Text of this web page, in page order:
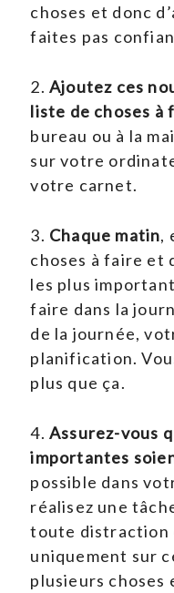
choses et donc
faites pas
2.Ajoutez ces
liste de choses à
bureau ou à la
sur votre
votre carnet.
3. Chaque matin,
choses à faire et
les plus
faire dans la
de la journée,
planification.
plus que ça.
4.Assurez-vous
importantes
possible dans
réalisez une
toute distraction
uniquement sur
plusieurs choses